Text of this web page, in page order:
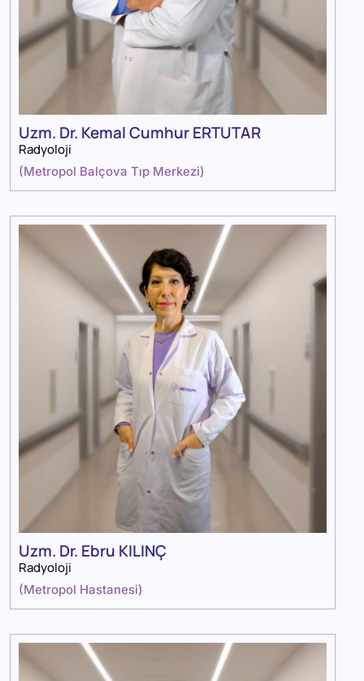
Uzm. Dr. Kemal Cumhur ERTUTAR
Radyoloji
(Metropol Balçova Tıp Merkezi)
Uzm. Dr. Ebru KILINÇ
Radyoloji
(Metropol Hastanesi)